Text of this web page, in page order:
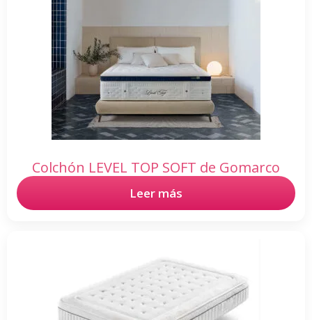
Colchón LEVEL TOP SOFT de Gomarco
Leer más